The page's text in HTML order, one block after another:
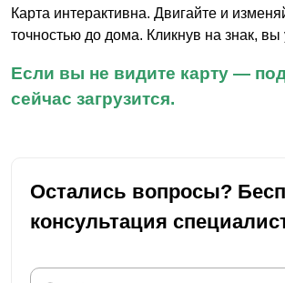
Карта интерактивна. Двигайте и
точностью до дома. Кликнув на знак, вы
Если вы не видите карту —
сейчас загрузится.
Остались вопросы?
консультация